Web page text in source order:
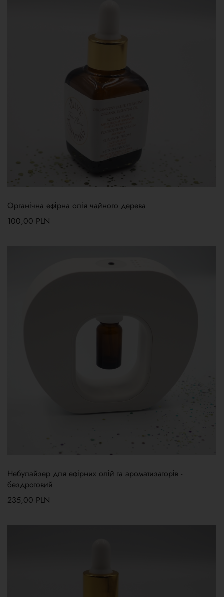
Органічна ефірна олія чайного дерева
100,00 PLN
Небулайзер для ефірних олій та ароматизаторів -
бездротовий
235,00 PLN